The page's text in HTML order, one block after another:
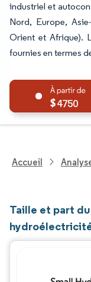
industriel et
Nord, Europe,
Orient et Afrique).
fournies en termes
4750
Accueil
Taille et part